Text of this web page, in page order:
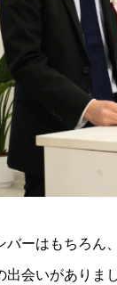
バーはもちろ
会いがありま